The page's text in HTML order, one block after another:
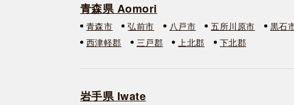
青森県 Aomori
青森市 弘前市 八戸市 五所川原市 黒石
西津軽郡
三戸郡 上北郡 下北郡
岩手県 Iwate